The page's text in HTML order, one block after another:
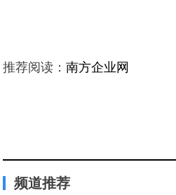
推荐阅读：南方企业网
频道推荐